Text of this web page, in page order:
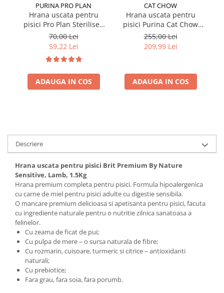
PURINA PRO PLAN
Hrana uscata pentru
pisici Pro Plan Sterilised
cu pui 1,5 kg
70,00 Lei
59,22 Lei
ADAUGA IN COS
CAT CHOW
Hrana uscata pentru
pisici Purina Cat Chow
Urinary cu pui 15 kg
255,00 Lei
209,99 Lei
ADAUGA IN COS
Descriere
Hrana uscata pentru pisici Brit Premium By Nature
Sensitive, Lamb, 1.5Kg
Hrana premium completa pentru pisici. Formula hipoalergenica
cu carne de miel pentru pisici adulte cu digestie sensibila.
O mancare premium delicioasa si apetisanta pentru pisici, facuta
cu ingrediente naturale pentru o nutritie zilnica sanatoasa a
felinelor.
Cu zeama de ficat de pui;
Cu pulpa de mere – o sursa naturala de fibre;
Cu rozmarin, cuisoare, turmeric si citrice – antioxidanti
naturali;
Cu prebiotice;
Fara grau, fara soia, fara porumb.